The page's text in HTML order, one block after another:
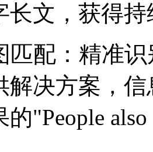
长文，获得
匹配：精准
解决方案，
"People